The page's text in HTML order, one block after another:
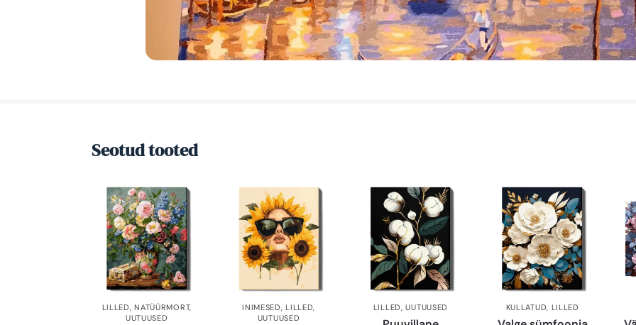
Seotud tooted
LILLED ,NATÜÜRMORT,
UUTUUSED
INIMESED ,LILLED
UUTUUSED
LILLED ,UUTUUSED KULLATUD LILLED